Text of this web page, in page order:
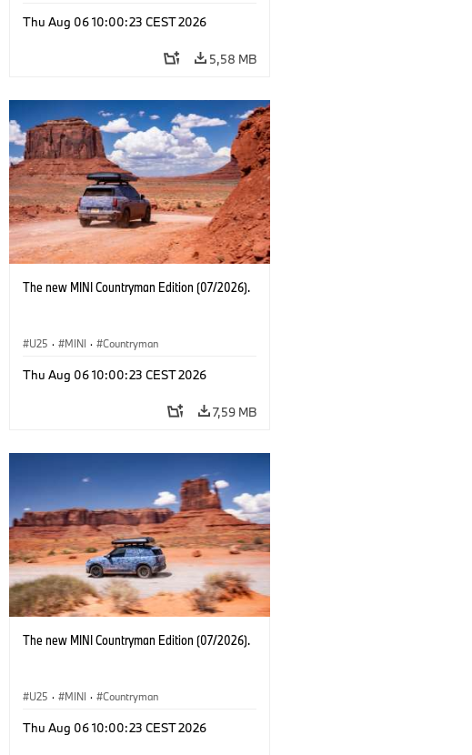
Thu Aug 06 10:00:23 CEST 2026
5,58 MB
The new MINI Countryman Edition (07/2026).
U25 · MINI · Countryman
Thu Aug 06 10:00:23 CEST 2026
7,59 MB
The new MINI Countryman Edition (07/2026).
U25 · MINI · Countryman
Thu Aug 06 10:00:23 CEST 2026